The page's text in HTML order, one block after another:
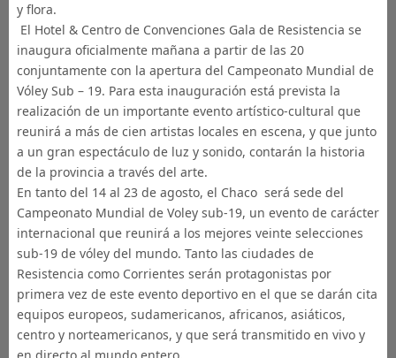
y flora.
El Hotel & Centro de Convenciones Gala de Resistencia se
inaugura oficialmente mañana a partir de las 20
conjuntamente con la apertura del Campeonato Mundial de
Vóley Sub – 19. Para esta inauguración está prevista la
realización de un importante evento artístico-cultural que
reunirá a más de cien artistas locales en escena, y que junto
a un gran espectáculo de luz y sonido, contarán la historia
de la provincia a través del arte.
En tanto del 14 al 23 de agosto, el Chaco será sede del
Campeonato Mundial de Voley sub-19, un evento de carácter
internacional que reunirá a los mejores veinte selecciones
sub-19 de vóley del mundo. Tanto las ciudades de
Resistencia como Corrientes serán protagonistas por
primera vez de este evento deportivo en el que se darán cita
equipos europeos, sudamericanos, africanos, asiáticos,
centro y norteamericanos, y que será transmitido en vivo y